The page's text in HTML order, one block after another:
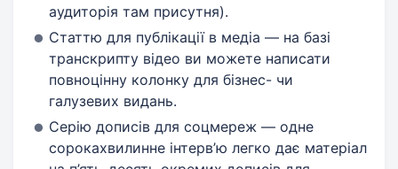
аудиторія там присутня).
Статтю для публікації в медіа — на базі
транскрипту відео ви можете написати
повноцінну колонку для бізнес- чи
галузевих видань.
Серію дописів для соцмереж — одне
сорокахвилинне інтерв’ю легко дає матеріал